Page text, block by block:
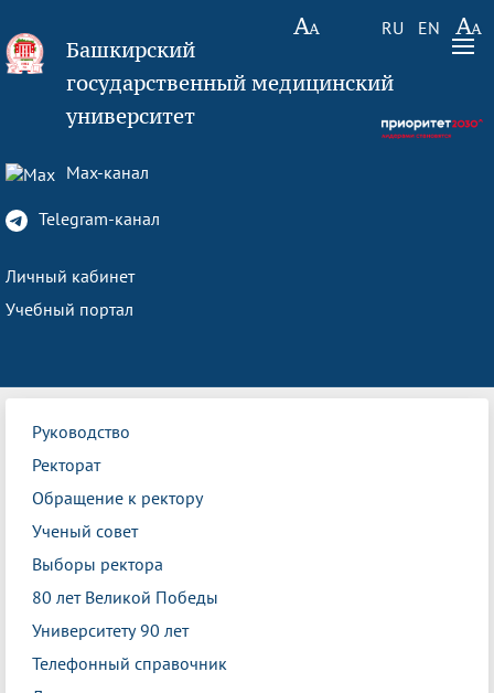
RU EN
Башкирский
государственный медицинский
университет
Max-канал
Telegram-канал
Личный кабинет
Учебный портал
Руководство
Ректорат
Обращение к ректору
Ученый совет
Выборы ректора
80 лет Великой Победы
Университету 90 лет
Телефонный справочник